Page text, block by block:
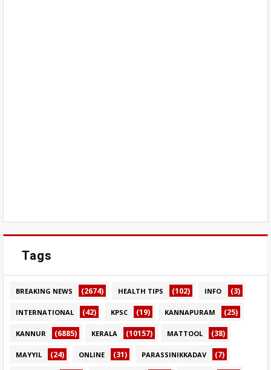
Tags
BREAKING NEWS (2674) HEALTH TIPS (102) INFO (3)
INTERNATIONAL (42) KPSC (19) KANNAPURAM (25)
KANNUR (6885) KERALA (10157) MATTOOL (38)
MAYYIL (24) ONLINE (31) PARASSINIKKADAV (7)